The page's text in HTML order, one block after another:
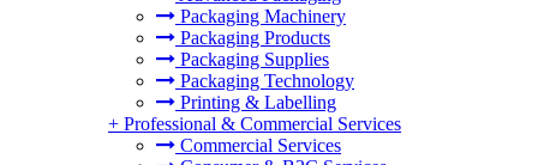
Packaging Machinery
Packaging Products
Packaging Supplies
Packaging Technology
Printing & Labelling
+ Professional & Commercial Services
Commercial Services